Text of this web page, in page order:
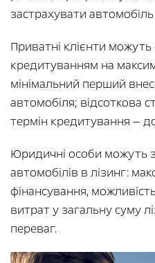
застрахувати
Приватні клієнти можуть
кредитуванням на
мінімальний перший
автомобіля; відсоткова
термін кредитування —
Юридичні особи можуть
автомобілів в лізинг:
фінансування,
витрат у загальну суму
переваг.